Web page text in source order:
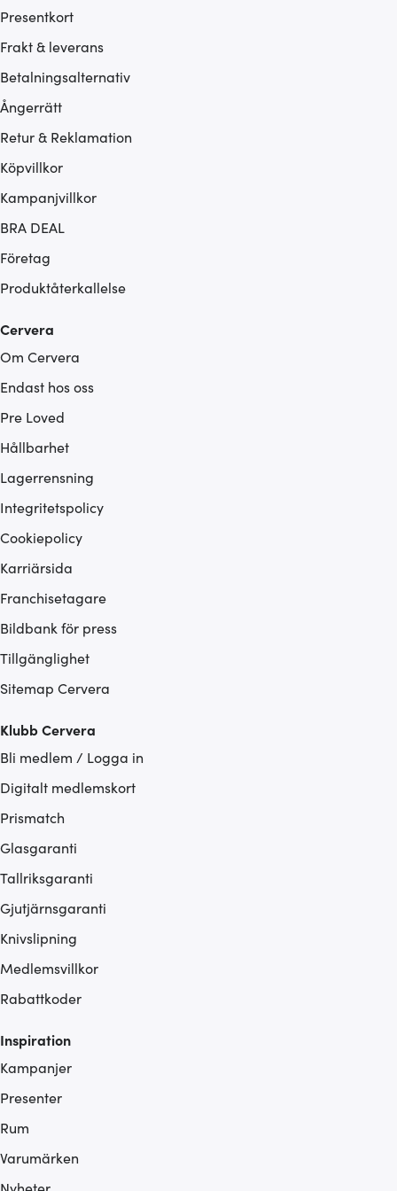
Presentkort
Frakt & leverans
Betalningsalternativ
Ångerrätt
Retur & Reklamation
Köpvillkor
Kampanjvillkor
BRA DEAL
Företag
Produktåterkallelse
Cervera
Om Cervera
Endast hos oss
Pre Loved
Hållbarhet
Lagerrensning
Integritetspolicy
Cookiepolicy
Karriärsida
Franchisetagare
Bildbank för press
Tillgänglighet
Sitemap Cervera
Klubb Cervera
Bli medlem / Logga in
Digitalt medlemskort
Prismatch
Glasgaranti
Tallriksgaranti
Gjutjärnsgaranti
Knivslipning
Medlemsvillkor
Rabattkoder
Inspiration
Kampanjer
Presenter
Rum
Varumärken